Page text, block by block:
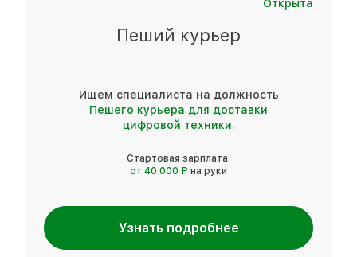
Открыта
Пеший курьер
Ищем специалиста на должность
Пешего курьера для доставки
цифровой техники.
Стартовая зарплата:
от 40 000 ₽ на руки
Узнать подробнее